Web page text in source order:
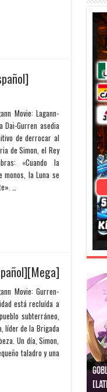
Movie: Lagann-
Dai-Gurren asedia
de derrocar al
de Simon, el Rey
«Cuando la
monos, la Luna se
…
Movie: Gurren-
está recluída a
subterráneo,
líder de la Brigada
Un día, Simon,
taladro y una